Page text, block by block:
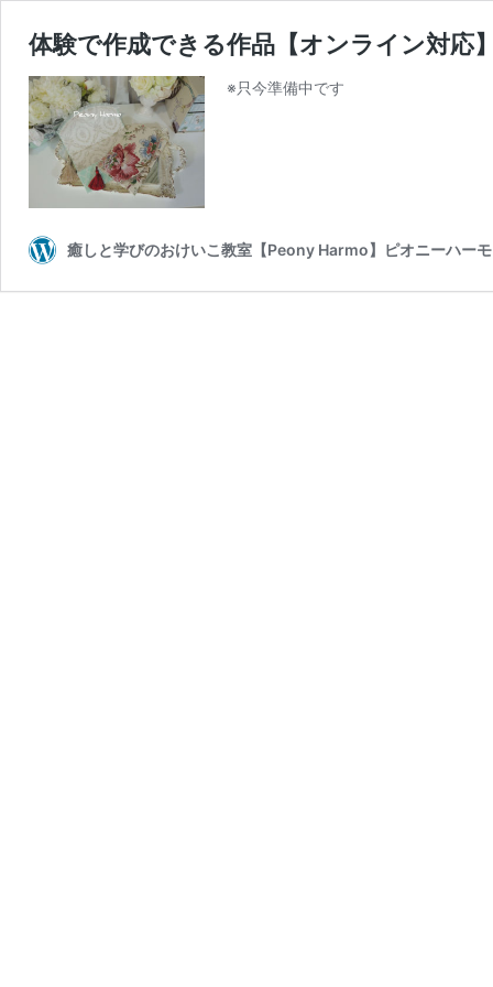
体験で作成できる作品【オンライン対応】
※只今準備中です
癒しと学びのおけいこ教室【Peony Harmo】ピオニーハーモ